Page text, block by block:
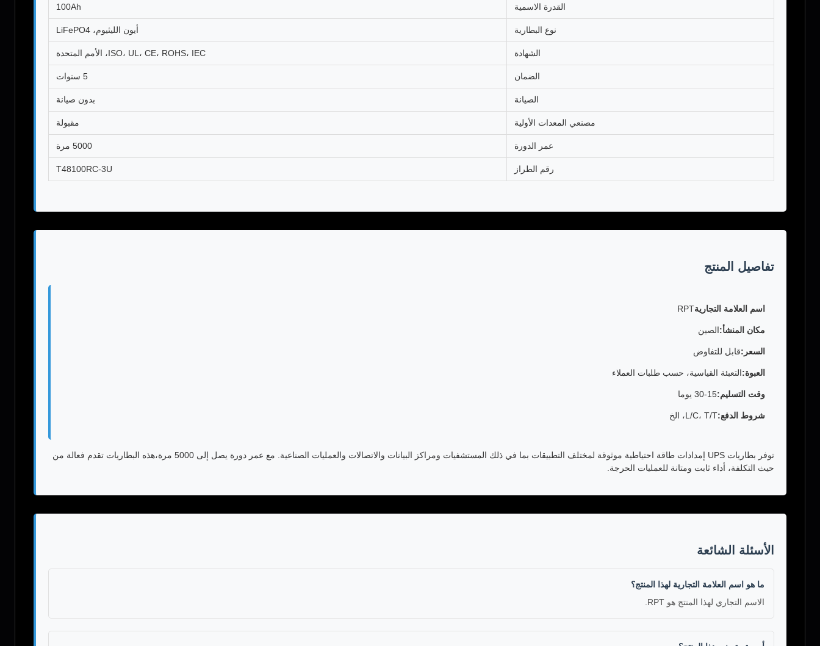
القدرة الاسمية 100Ah
نوع البطارية أيون الليثيوم، LiFePO4
الشهادة ISO، UL، CE، ROHS، IEC، الأمم المتحدة
الضمان 5 سنوات
الصيانة بدون صيانة
مصنعي المعدات الأولية مقبولة
عمر الدورة 5000 مرة
رقم الطراز T48100RC-3U
تفاصيل المنتج
اسم العلامة التجاريةRPT
مكان المنشأ:الصين
السعر:قابل للتفاوض
العبوة:التعبئة القياسية، حسب طلبات العملاء
وقت التسليم:15-30 يوما
شروط الدفع:L/C، T/T، الخ
توفر بطاريات UPS إمدادات طاقة احتياطية موثوقة لمختلف التطبيقات بما في ذلك المستشفيات ومراكز البيانات والاتصالات والعمليات الصناعية. مع عمر دورة يصل إلى 5000 مرة،هذه البطاريات تقدم فعالة من
حيث التكلفة، أداء ثابت ومتانة للعمليات الحرجة.
الأسئلة الشائعة
ما هو اسم العلامة التجارية لهذا المنتج؟
الاسم التجاري لهذا المنتج هو RPT.